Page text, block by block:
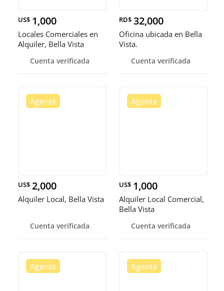
US$ 1,000
Locales Comerciales en
Alquiler, Bella Vista
Cuenta verificada
RD$ 32,000
Oficina ubicada en Bella
Vista.
Cuenta verificada
US$ 2,000
Alquiler Local, Bella Vista
Cuenta verificada
US$ 1,000
Alquiler Local Comercial,
Bella Vista
Cuenta verificada